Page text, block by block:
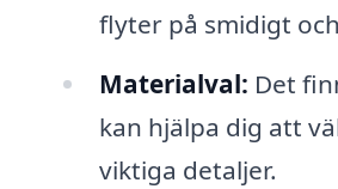
flyter på smidigt
Materialval: Det
kan hjälpa dig att
viktiga detaljer.